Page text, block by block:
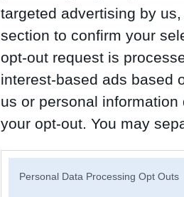
targeted advertising by
section to confirm your
opt-out request is
interest-based ads based
us or personal
your opt-out. You may
Personal Data Processing Opt Outs